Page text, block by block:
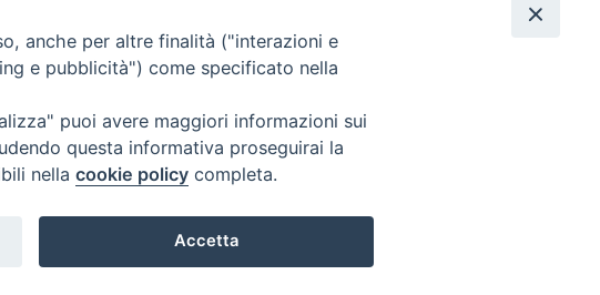
anche per altre finalità ("interazioni e
e pubblicità") come specificato nella
puoi avere maggiori informazioni sui
questa informativa proseguirai la
nella cookie policy completa.
Accetta